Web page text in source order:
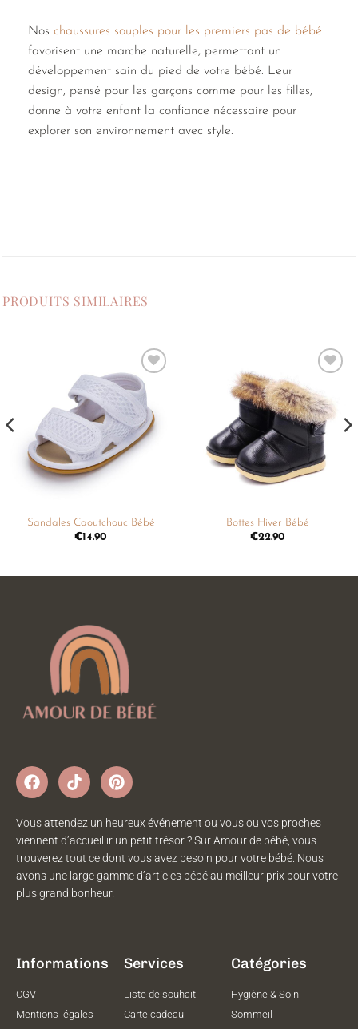
Nos chaussures souples pour les premiers pas de bébé
favorisent une marche naturelle, permettant un
développement sain du pied de votre bébé. Leur
design, pensé pour les garçons comme pour les filles,
donne à votre enfant la confiance nécessaire pour
explorer son environnement avec style.
PRODUITS SIMILAIRES
Ajouter
à la
liste de
souhaits
Sandales Caoutchouc Bébé
€14.90
à la
liste de
souhaits
Bottes Hiver Bébé
€22.90
Vous attendez un heureux événement ou vous ou vos proches
viennent d’accueillir un petit trésor ? Sur Amour de bébé, vous
trouverez tout ce dont vous avez besoin pour votre bébé. Nous
avons une large gamme d’articles bébé au meilleur prix pour votre
plus grand bonheur.
Informations
CGV
Mentions légales
Services
Liste de souhait
Carte cadeau
Catégories
Hygiène & Soin
Sommeil